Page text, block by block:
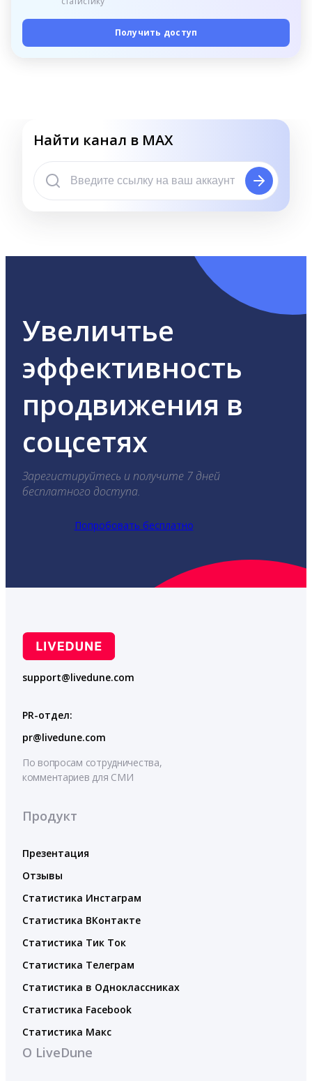
Получить доступ
Найти канал в MAX
Увеличтье
эффективность
продвижения в
соцсетях
Зарегистируйтесь и получите 7 дней
бесплатного доступа.
Попробовать бесплатно
support@livedune.com
PR-отдел:
pr@livedune.com
По вопросам сотрудничества,
комментариев для СМИ
Продукт
Презентация
Отзывы
Статистика Инстаграм
Статистика ВКонтакте
Статистика Тик Ток
Статистика Телеграм
Статистика в Одноклассниках
Статистика Facebook
Статистика Макс
О LiveDune